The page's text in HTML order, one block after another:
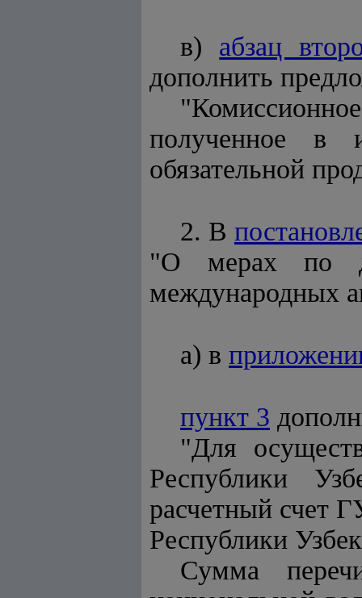
в) абзац
дополнить
"Комиссионное
полученное в
обязательной
2. В
"О мерах по
международных
а) в
пункт 3
"Для
Республики
расчетный счет
Республики
Сумма